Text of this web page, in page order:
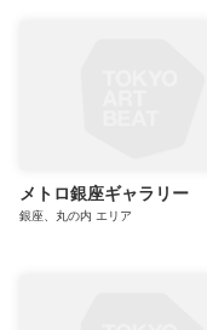
メトロ銀座ギャラリー
銀座、丸の内 エリア